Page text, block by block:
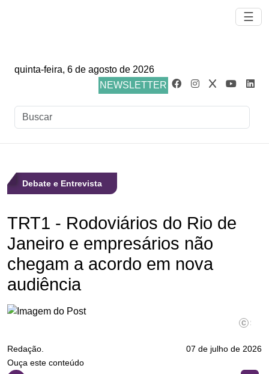
☰
quinta-feira, 6 de agosto de 2026
NEWSLETTER
Debate e Entrevista
TRT1 - Rodoviários do Rio de
Janeiro e empresários não
chegam a acordo em nova
audiência
Redação.
07 de julho de 2026
Ouça este conteúdo